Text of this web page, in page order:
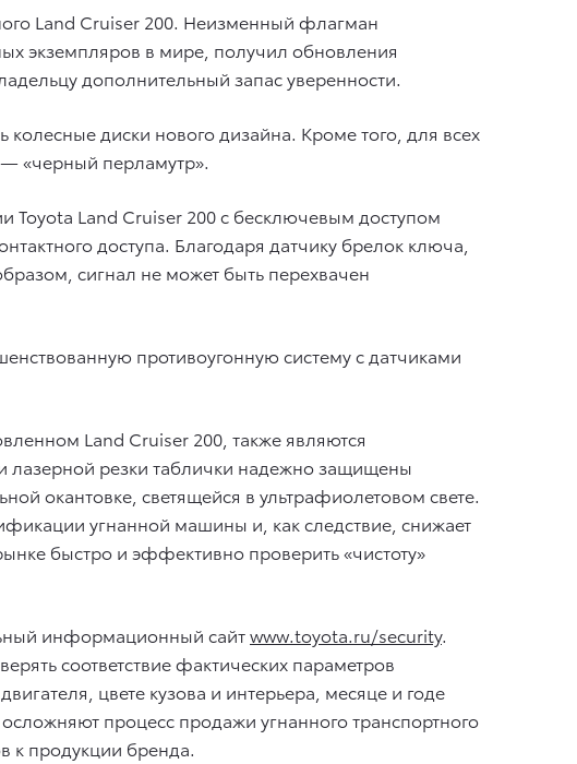
Land Cruiser 200. Неизменный флагман
экземпляров в мире, получил обновления
дополнительный запас уверенности.
диски нового дизайна. Кроме того, для всех
— «черный перламутр».
Toyota Land Cruiser 200 c бесключевым доступом
доступа. Благодаря датчику брелок ключа,
сигнал не может быть перехвачен
противоугонную систему с датчиками
Land Cruiser 200, также являются
резки таблички надежно защищены
окантовке, светящейся в ультрафиолетовом свете.
угнанной машины и, как следствие, снижает
быстро и эффективно проверить «чистоту»
информационный сайтwww.toyota.ru/security.
соответствие фактических параметров
цвете кузова и интерьера, месяце и годе
процесс продажи угнанного транспортного
к продукции бренда.